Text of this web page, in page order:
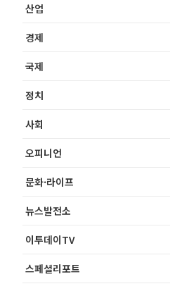
산업
경제
국제
정치
사회
오피니언
문화·라이프
뉴스발전소
이투데이TV
스페셜리포트